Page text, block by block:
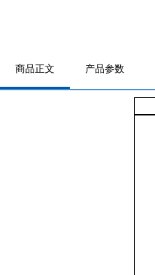
商品正文 产品参数